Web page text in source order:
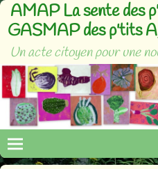
AMAP La sente des
GASMAP des p'tits
Un acte citoyen pour une